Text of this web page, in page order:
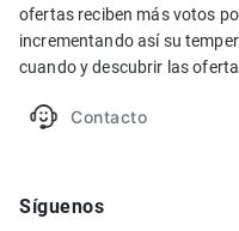
ofertas reciben más votos
incrementando así su
cuando y descubrir las
Contacto
Síguenos